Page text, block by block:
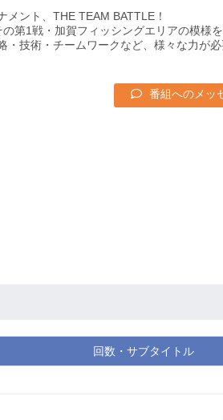
ント、THE TEAM BATTLE！
第1戦・加賀フィッシングエリアの模様を
・技術・チームワークなど、様々な力が
番組へのメッ
回数・サブタイトル